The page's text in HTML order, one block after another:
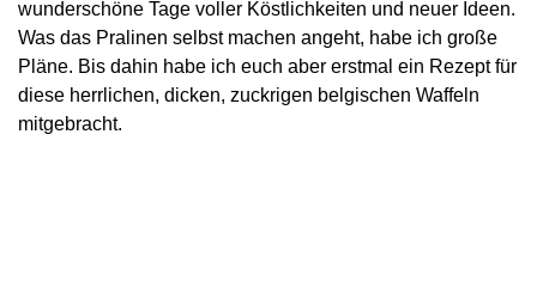
wunderschöne Tage voller Köstlichkeiten und neuer Ideen.
Was das Pralinen selbst machen angeht, habe ich große
Pläne. Bis dahin habe ich euch aber erstmal ein Rezept für
diese herrlichen, dicken, zuckrigen belgischen Waffeln
mitgebracht.